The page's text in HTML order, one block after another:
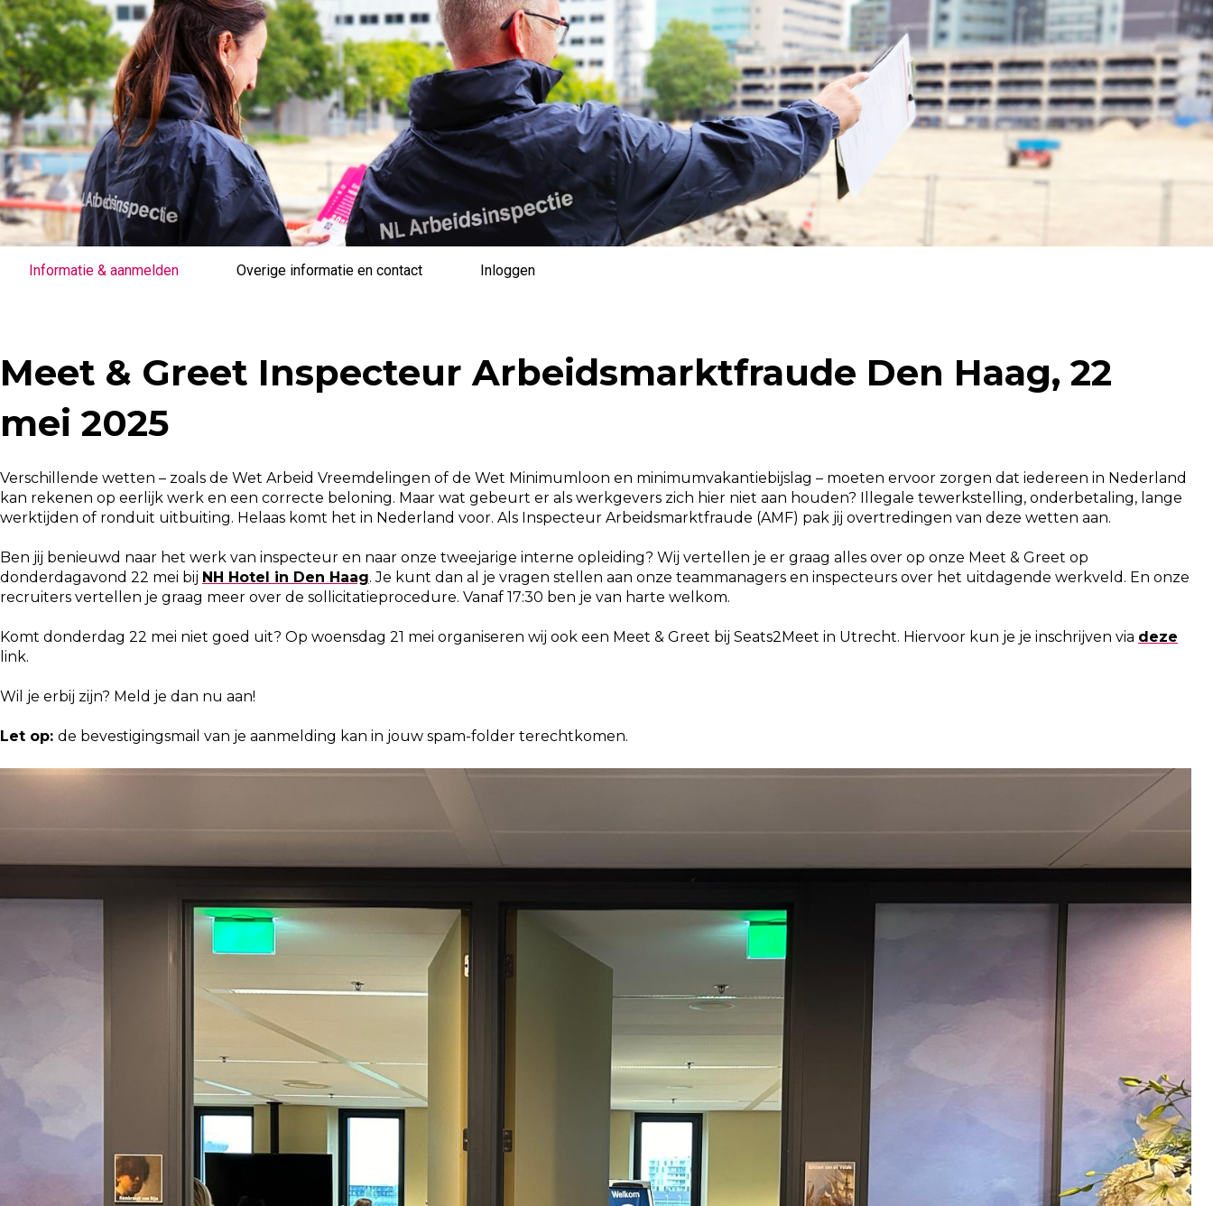
Informatie & aanmelden Overige informatie en contact Inloggen
Meet & Greet Inspecteur Arbeidsmarktfraude ​​Den Haag, 22
mei 2025
Verschillende wetten – zoals de Wet Arbeid Vreemdelingen of de Wet Minimumloon en minimumvakantiebijslag – moeten ervoor zorgen dat iedereen in Nederland
kan rekenen op eerlijk werk en een correcte beloning. Maar wat gebeurt er als werkgevers zich hier niet aan houden? Illegale tewerkstelling, onderbetaling, lange
werktijden of ronduit uitbuiting. Helaas komt het in Nederland voor. Als Inspecteur Arbeidsmarktfraude (AMF) pak jij overtredingen van deze wetten aan.
Ben jij benieuwd naar het werk van inspecteur en naar onze tweejarige interne opleiding? Wij vertellen je er graag alles over op onze Meet & Greet op
donderdagavond 22 mei bij NH Hotel in Den Haag. Je kunt dan al je vragen stellen aan onze teammanagers en inspecteurs over het uitdagende werkveld. En onze
recruiters vertellen je graag meer over de sollicitatieprocedure. Vanaf 17:30 ben je van harte welkom.
Komt donderdag 22 mei niet goed uit? Op woensdag 21 mei organiseren wij ook een Meet & Greet bij Seats2Meet in Utrecht. Hiervoor kun je je inschrijven via deze
link.
Wil je erbij zijn? Meld je dan nu aan!
Let op: de bevestigingsmail van je aanmelding kan in jouw spam-folder terechtkomen.